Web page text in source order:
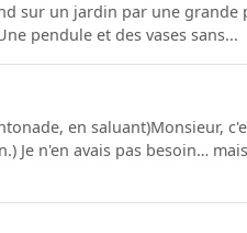
sur un jardin par une
pendule et des vases sans...
en saluant)Monsieur,
Je n'en avais pas besoin…